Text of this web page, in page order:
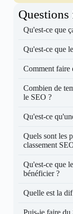
Questions
Qu'est-ce que
Qu'est-ce que
Comment faire
Combien de
le SEO ?
Qu'est-ce
Quels sont les
classement
Qu'est-ce que
bénéficier ?
Quelle est la